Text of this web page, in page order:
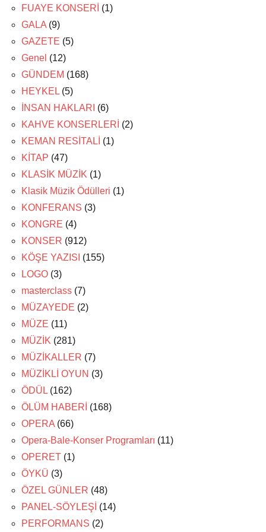
FUAYE KONSERİ (1)
GALA (9)
GAZETE (5)
Genel (12)
GÜNDEM (168)
HEYKEL (5)
İNSAN HAKLARI (6)
KAHVE KONSERLERİ (2)
KEMAN RESİTALİ (1)
KİTAP (47)
KLASİK MÜZİK (1)
Klasik Müzik Ödülleri (1)
KONFERANS (3)
KONGRE (4)
KONSER (912)
KÖŞE YAZISI (155)
LOGO (3)
masterclass (7)
MÜZAYEDE (2)
MÜZE (11)
MÜZİK (281)
MÜZİKALLER (7)
MÜZİKLİ OYUN (3)
ÖDÜL (162)
ÖLÜM HABERİ (168)
OPERA (66)
Opera-Bale-Konser Programları (11)
OPERET (1)
ÖYKÜ (3)
ÖZEL GÜNLER (48)
PANEL-SÖYLEŞİ (14)
PERFORMANS (2)